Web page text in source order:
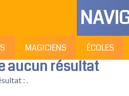
MAGICIENS ÉCOLES
aucun résultat
: .